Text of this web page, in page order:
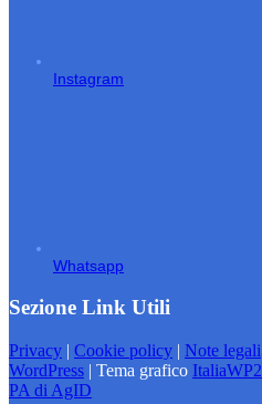
Instagram
Whatsapp
Sezione Link Utili
Privacy | Cookie policy | Note legali
WordPress | Tema grafico ItaliaWP2
PA di AgID